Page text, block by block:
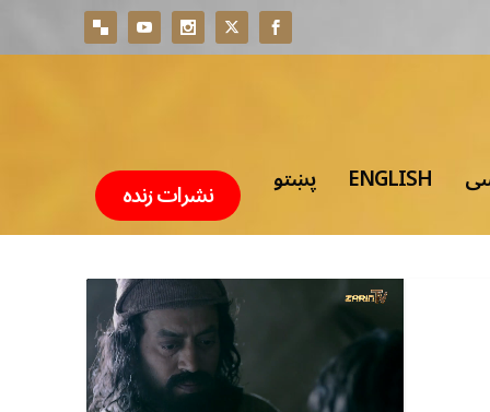
ENGLISH پښتو نشرات زنده